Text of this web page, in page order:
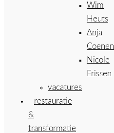
Wim
Heuts
Anja
Coenen
Nicole
Frissen
vacatures
restauratie
&
transformatie